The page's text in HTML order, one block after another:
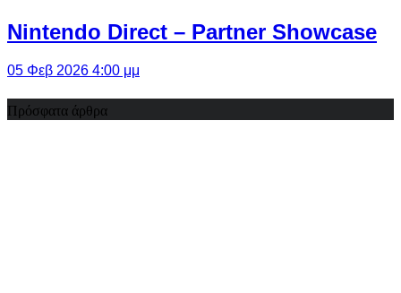
Nintendo Direct – Partner Showcase
05 Φεβ 2026 4:00 μμ
Πρόσφατα άρθρα